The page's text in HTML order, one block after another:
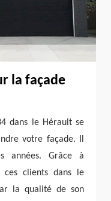
la façade
dans le Hérault se
votre façade. Il
années. Grâce à
ces clients dans le
la qualité de son